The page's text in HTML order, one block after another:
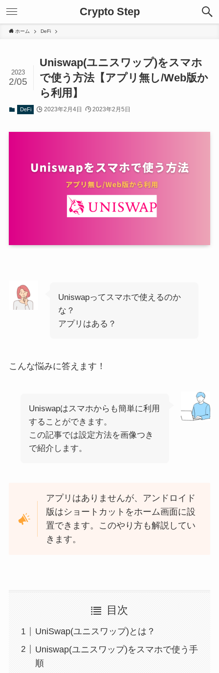
Crypto Step
ホーム DeFi
Uniswap(ユニスワップ)をスマホ
で使う方法【アプリ無し/Web版か
ら利用】
2023
2/05
DeFi 2023年2月4日 2023年2月5日
Uniswapってスマホで使えるのか
な？
アプリはある？
こんな悩みに答えます！
Uniswapはスマホからも簡単に利用
することができます。
この記事では設定方法を画像つき
で紹介します。
アプリはありませんが、アンドロイド
版はショートカットをホーム画面に設
置できます。このやり方も解説してい
きます。
目次
UniSwap(ユニスワップ)とは？
Uniswap(ユニスワップ)をスマホで使う手
順